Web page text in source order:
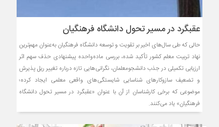
عقبگرد در مسیر تحول دانشگاه فرهنگیان
حالی که طی سال‌های اخیر بر تقویت و توسعه دانشگاه فرهنگیان به‌عنوان مهم‌ترین
نهاد تربیت معلم کشور تأکید شده، بررسی ماده‌واحده پیشنهادی حذف سهم اثر
ارزیابی تکمیلی در جذب دانشجومعلمان، نگرانی‌هایی تازه درباره تغییر ریل پذیرش
و تضعیف سازوکارهای شناسایی شایستگی‌های واقعی معلمی ایجاد کرده؛
موضوعی که برخی کارشناسان از آن با عنوان «عقبگرد در مسیر تحول دانشگاه
فرهنگیان» یاد می‌کنند.